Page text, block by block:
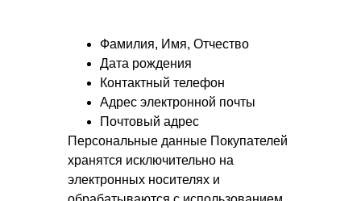
Фамилия, Имя, Отчество
Дата рождения
Контактный телефон
Адрес электронной почты
Почтовый адрес
Персональные данные Покупателей
хранятся исключительно на
электронных носителях и